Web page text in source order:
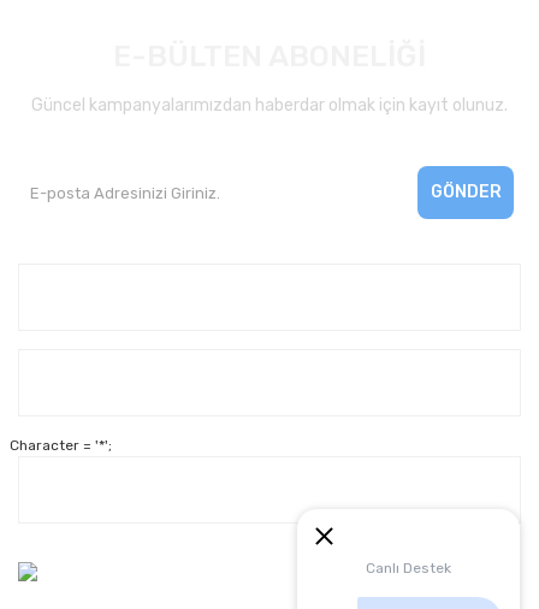
Canlı Destek
Güncel kampanyalarımızdan haberdar olmak için kayıt olunuz.
GÖNDER
Character = '*';